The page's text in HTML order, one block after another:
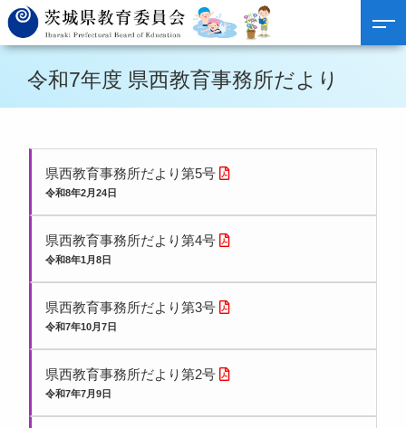
令和7年度 県西教育事務所だより
県西教育事務所だより第5号
令和8年2月24日
県西教育事務所だより第4号
令和8年1月8日
県西教育事務所だより第3号
令和7年10月7日
県西教育事務所だより第2号
令和7年7月9日